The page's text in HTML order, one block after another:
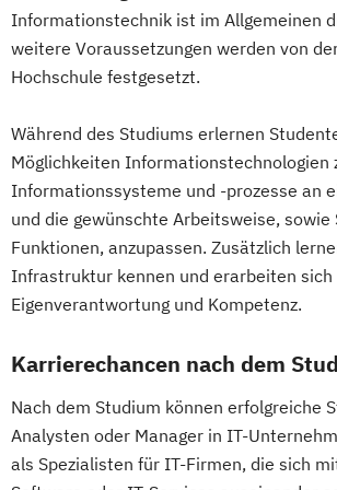
New Venture Management
Professional Software
Prozesssimulation in der
Regenerative Energietechnik
Technikfolgen­abschätzung
Technische Betriebswirtschaft
Technische Informatik
Wasserstofftechnologien
Wirtschaftsinformatik
Wirtschaftsingenieurwesen
Baumanagement
Wirtschaftsingenieurwesen
Energien
Expert*in Big Data Management
Expert*in Business Intelligence
Expert*in Digital Leadership
Dienstleistungsbranche
Expert*in für Nachhaltigkeit und
Veränderungsprozesse
Finance and Accounting
Französisch Sprachkurs A1
Französisch Sprachkurs A2
Französisch Sprachkurs B2
Französisch Sprachkurs C2
Geprüfte*r Bilanzbuchhalter*in
Bachelor Professional in
Informationstechnik ist im Allgemeinen
weitere Voraussetzungen werden von
Hochschule festgesetzt.
Während des Studiums erlernen
Möglichkeiten Informationstechnologien
Informationssysteme und -prozesse an
und die gewünschte Arbeitsweise, sowie
Funktionen, anzupassen. Zusätzlich
Infrastruktur kennen und erarbeiten sich
Eigenverantwortung und Kompetenz.
Karrierechancen nach dem
Nach dem Studium können erfolgreiche
Analysten oder Manager in IT-
als Spezialisten für IT-Firmen, die sich